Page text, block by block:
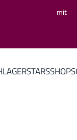
mit
SHOP